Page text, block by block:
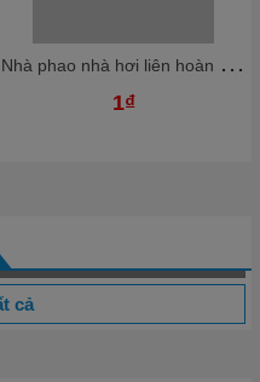
N
hà phao nhà hơi liên hoàn NPNHKB02 Dochoikinhbac - Khu trò chơi phao hơi vui nhộn
1₫